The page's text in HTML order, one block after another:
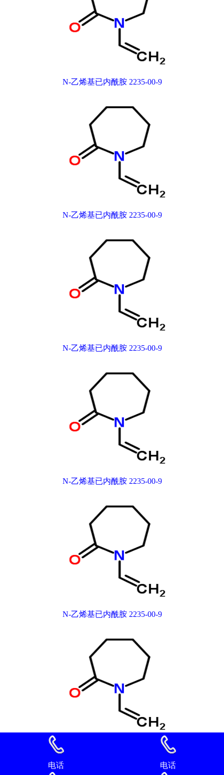
N-乙烯基已内酰胺 2235-00-9
N-乙烯基已内酰胺 2235-00-9
N-乙烯基已内酰胺 2235-00-9
N-乙烯基已内酰胺 2235-00-9
N-乙烯基已内酰胺 2235-00-9
N-乙烯基已内酰胺 2235-00-9
电话 电话